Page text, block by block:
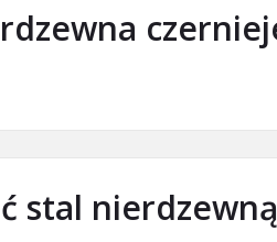
stal